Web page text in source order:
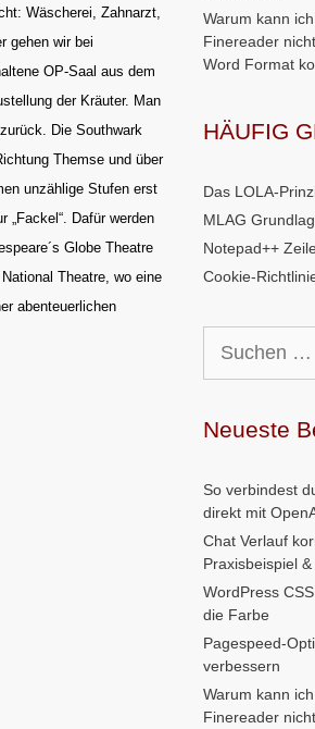
Wäscherei, Zahnarzt,
gehen wir bei
OP-Saal aus dem
der Kräuter. Man
Die Southwark
Themse und über
unzählige Stufen erst
„Fackel“. Dafür werden
Globe Theatre
Theatre, wo eine
abenteuerlichen
Warum kann
Finereader
Word Format
HÄUFIG
Das LOLA-
MLAG
Notepad++
Cookie-
nach:
Neueste
So verbindest
direkt mit
Chat Verlauf
Praxisbeispiel
WordPress
die Farbe
Pagespeed-
verbessern
Warum kann
Finereader